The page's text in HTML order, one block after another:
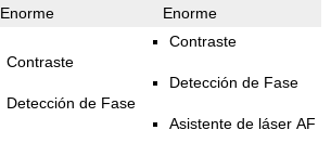
Enorme Enorme
Contraste
Detección de Fase
Contraste
Detección de Fase
Asistente de láser AF